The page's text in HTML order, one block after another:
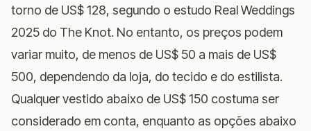
torno de US$ 128, segundo o estudo Real Weddings
2025 do The Knot. No entanto, os preços podem
variar muito, de menos de US$ 50 a mais de US$
500, dependendo da loja, do tecido e do estilista.
Qualquer vestido abaixo de US$ 150 costuma ser
considerado em conta, enquanto as opções abaixo